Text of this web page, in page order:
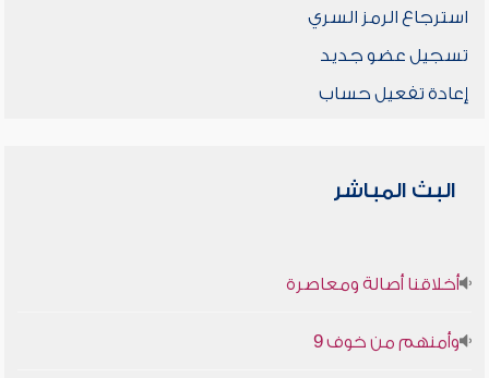
استرجاع الرمز السري
تسجيل عضو جديد
إعادة تفعيل حساب
البث المباشر
أخلاقنا أصالة ومعاصرة
وأمنهم من خوف 9